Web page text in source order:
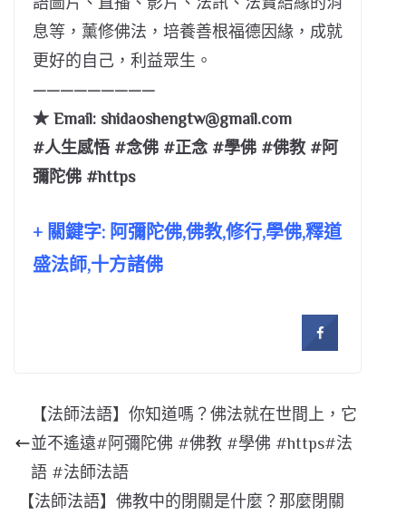
息等，薰修佛法，培養善根福德因緣，成就
更好的自己，利益眾生。
—————————
★ Email: shidaoshengtw@gmail.com
#人生感悟 #念佛 #正念 #學佛 #佛教 #阿
彌陀佛 #https
+ 關鍵字: 阿彌陀佛,佛教,修行,學佛,釋道
盛法師,十方諸佛
【法師法語】你知道嗎？佛法就在世間上，它
並不遙遠#阿彌陀佛 #佛教 #學佛 #https#法
語 #法師法語
【法師法語】佛教中的閉關是什麼？那麼閉關